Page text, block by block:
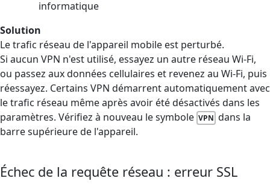
informatique
Solution
Le trafic réseau de l'appareil mobile est perturbé.
Si aucun VPN n'est utilisé, essayez un autre réseau Wi-Fi,
ou passez aux données cellulaires et revenez au Wi-Fi, puis
réessayez. Certains VPN démarrent automatiquement avec
le trafic réseau même après avoir été désactivés dans les
paramètres. Vérifiez à nouveau le symbole VPN dans la
barre supérieure de l'appareil.
Échec de la requête réseau : erreur SSL